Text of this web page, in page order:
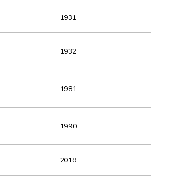
1931
1932
1981
1990
2018